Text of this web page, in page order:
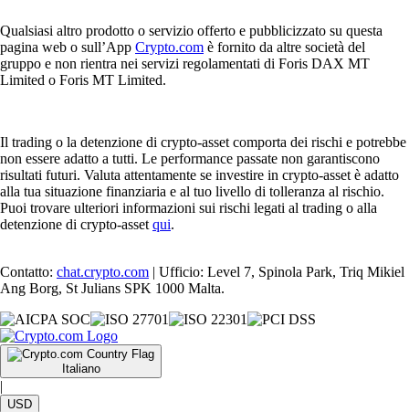
Qualsiasi altro prodotto o servizio offerto e pubblicizzato su questa
pagina web o sull’App Crypto.com è fornito da altre società del
gruppo e non rientra nei servizi regolamentati di Foris DAX MT
Limited o Foris MT Limited.
Il trading o la detenzione di crypto-asset comporta dei rischi e potrebbe
non essere adatto a tutti. Le performance passate non garantiscono
risultati futuri. Valuta attentamente se investire in crypto-asset è adatto
alla tua situazione finanziaria e al tuo livello di tolleranza al rischio.
Puoi trovare ulteriori informazioni sui rischi legati al trading o alla
detenzione di crypto-asset qui.
Contatto: chat.crypto.com | Ufficio: Level 7, Spinola Park, Triq Mikiel
Ang Borg, St Julians SPK 1000 Malta.
Italiano
|
USD